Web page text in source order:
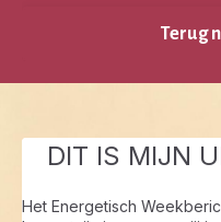
Terug
DIT IS MIJN
Het Energetisch